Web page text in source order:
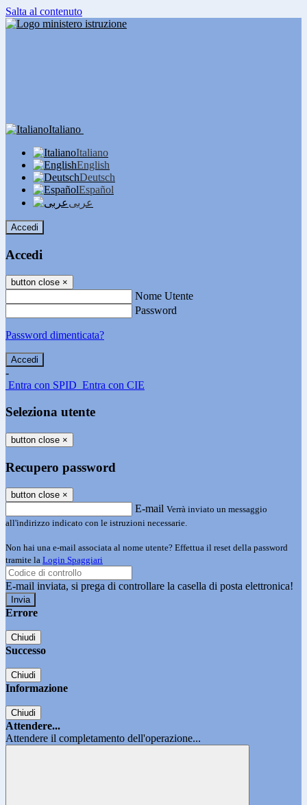
Salta al contenuto
Italiano
Italiano
English
Deutsch
Español
عربى
Accedi
Accedi
button close ×
Nome Utente
Password
Password dimenticata?
-
Entra con SPID Entra con CIE
Seleziona utente
button close ×
Recupero password
button close ×
E-mail Verrà inviato un messaggio
all'indirizzo indicato con le istruzioni necessarie.
Non hai una e-mail associata al nome utente? Effettua il reset della password
tramite la Login Spaggiari
E-mail inviata, si prega di controllare la casella di posta elettronica!
Errore
Chiudi
Successo
Chiudi
Informazione
Chiudi
Attendere...
Attendere il completamento dell'operazione...